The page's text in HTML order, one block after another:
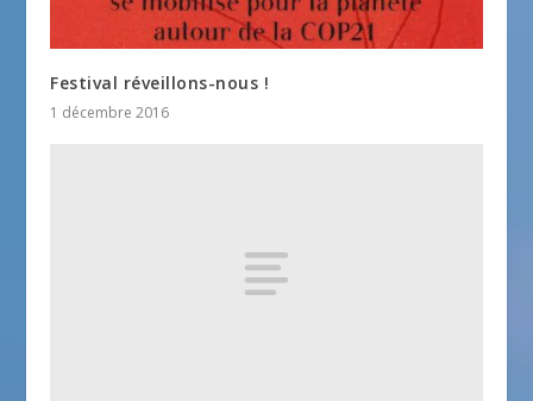
Festival réveillons-nous !
1 décembre 2016